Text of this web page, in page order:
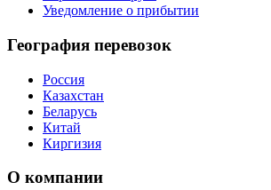
Уведомление о прибытии
География перевозок
Россия
Казахстан
Беларусь
Китай
Киргизия
О компании